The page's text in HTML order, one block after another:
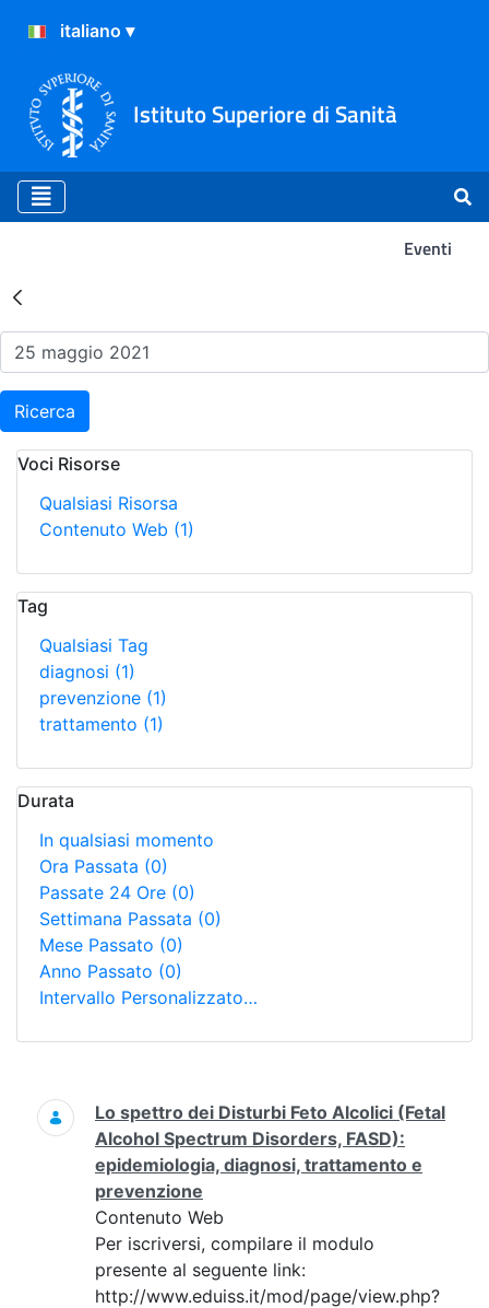
Istituto Superiore di Sanità
Eventi
Risultati della Ricerca -
Ricerca
Voci Risorse
Qualsiasi Risorsa
Contenuto Web (1)
Tag
Qualsiasi Tag
diagnosi (1)
prevenzione (1)
trattamento (1)
Durata
In qualsiasi momento
Ora Passata (0)
Passate 24 Ore (0)
Settimana Passata (0)
Mese Passato (0)
Anno Passato (0)
Intervallo Personalizzato…
Ricerca
Lo spettro dei Disturbi Feto Alcolici (Fetal
Alcohol Spectrum Disorders, FASD):
epidemiologia, diagnosi, trattamento e
prevenzione
Contenuto Web
Per iscriversi, compilare il modulo
presente al seguente link:
http://www.eduiss.it/mod/page/view.php?